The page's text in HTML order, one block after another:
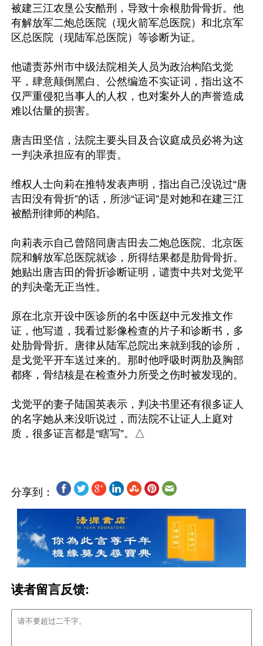
被建三江农垦公安酷刑，导致十余根肋骨骨折。他
有解放军二炮总医院（现火箭军总医院）和北京军
区总医院（现陆军总医院）等诊断为证。
他谴责苏州市中级法院相关人员为政治构陷戈觉
平，肆意颠倒黑白、公然编造不实证词，指出这不
仅严重侵犯当事人的人权，也对案外人的声誉造成
难以估量的损害。
唐吉田坚信，法院主要头目及合议庭成员必将为这
一判决承担应有的罪责。
维权人士向莉在推特发表声明，指出自己没说过“唐
吉田没有骨折”的话，所涉“证词”是对她和在建三江
被酷刑律师的构陷。
向莉表示自己曾陪同唐吉田去二炮总医院、北京医
院和解放军总医院就诊，所得结果都是肋骨骨折。
她贴出唐吉田的骨折诊断证明，谴责中共对戈觉平
的判决毫无正当性。
原在北京开设中医诊所的名中医赵中元发推文作
证，他写道，我看过影像检查的片子和诊断书，多
处肋骨骨折。唐律从陆军总院出来就到我的诊所，
是戈觉平开车送过来的。那时他呼吸时两肋及胸部
都疼，骨结核是在检查外力所受之伤时被发现的。
戈觉平的妻子陆国英表示，判决书里还有很多证人
的名字她从来没听说过，而法院不让证人上庭对
分享到：
读者留言反馈: